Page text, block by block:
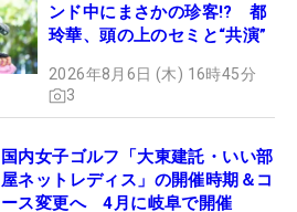
ンド中にまさかの珍客!? 都
玲華、頭の上のセミと“共演”
2026年8月6日 (木) 16時45分
3
国内女子ゴルフ「大東建託・いい部
屋ネットレディス」の開催時期＆コ
ース変更へ 4月に岐阜で開催